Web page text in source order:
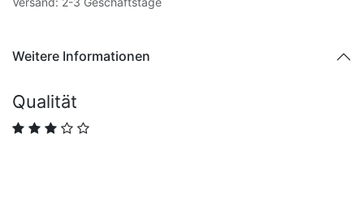
Weitere Informationen
Qualität